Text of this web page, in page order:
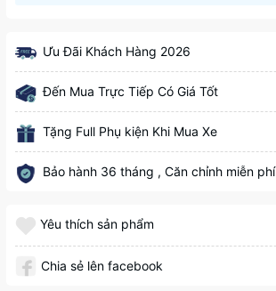
Ưu Đãi Khách Hàng 2026
Đến Mua Trực Tiếp Có Giá Tốt
Tặng Full Phụ kiện Khi Mua Xe
Bảo hành 36 tháng , Căn chỉnh miễn phí
Yêu thích sản phẩm
Chia sẻ lên facebook